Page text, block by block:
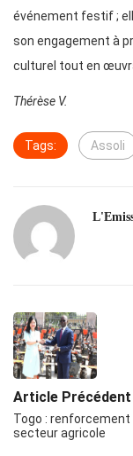
événement festif ;
son engagement à
culturel tout en
Thérèse V.
Tags: Assoli
Article Précédent
Togo : renforcement
secteur agricole